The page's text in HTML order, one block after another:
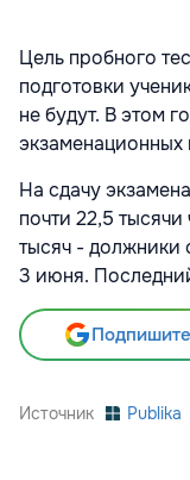
Цель пробного
подготовки
не будут. В этом
На сдачу
почти 22,5
тысяч - должники
3 июня.
Источник Publika